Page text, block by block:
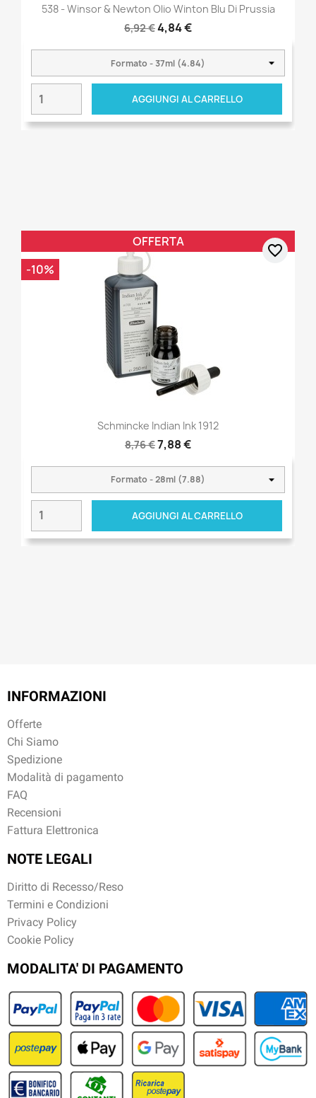
538 - Winsor & Newton Olio Winton Blu Di Prussia
6,92 €4,84 €
AGGIUNGI AL CARRELLO
Schmincke Indian Ink 1912
8,76 €7,88 €
AGGIUNGI AL CARRELLO
OFFERTA
-10%
favorite_border
INFORMAZIONI
Offerte
Chi Siamo
Spedizione
Modalità di pagamento
FAQ
Recensioni
Fattura Elettronica
NOTE LEGALI
Diritto di Recesso/Reso
Termini e Condizioni
Privacy Policy
Cookie Policy
MODALITA' DI PAGAMENTO